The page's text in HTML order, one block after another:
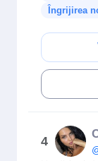
Îngrijirea
4